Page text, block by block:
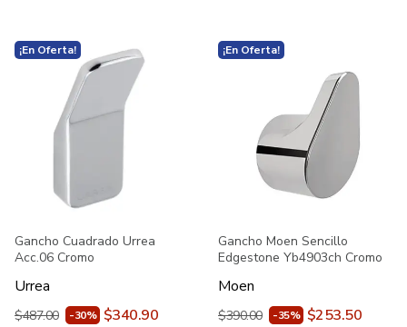
¡En Oferta!
Gancho Cuadrado Urrea
Acc.06 Cromo
Urrea
$487.00 -30% $340.90
¡En Oferta!
Gancho Moen Sencillo
Edgestone Yb4903ch Cromo
Moen
$390.00 -35% $253.50